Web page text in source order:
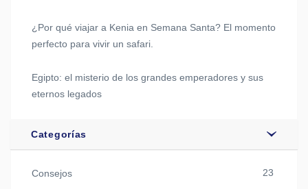
¿Por qué viajar a Kenia en Semana Santa? El momento
perfecto para vivir un safari.
Egipto: el misterio de los grandes emperadores y sus
eternos legados
Categorías
Consejos 23